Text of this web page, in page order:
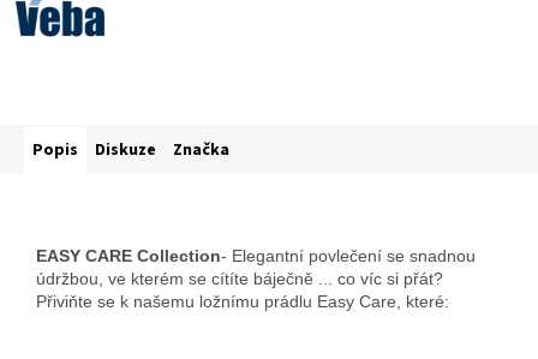
Popis Diskuze Značka
EASY CARE Collection- Elegantní povlečení se snadnou
údržbou, ve kterém se cítíte báječně ... co víc si přát?
Přiviňte se k našemu ložnímu prádlu Easy Care, které: